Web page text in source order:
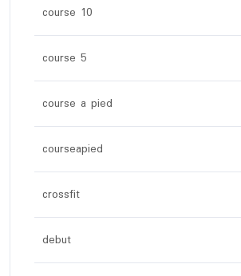
course 10
course 5
course a pied
courseapied
crossfit
debut